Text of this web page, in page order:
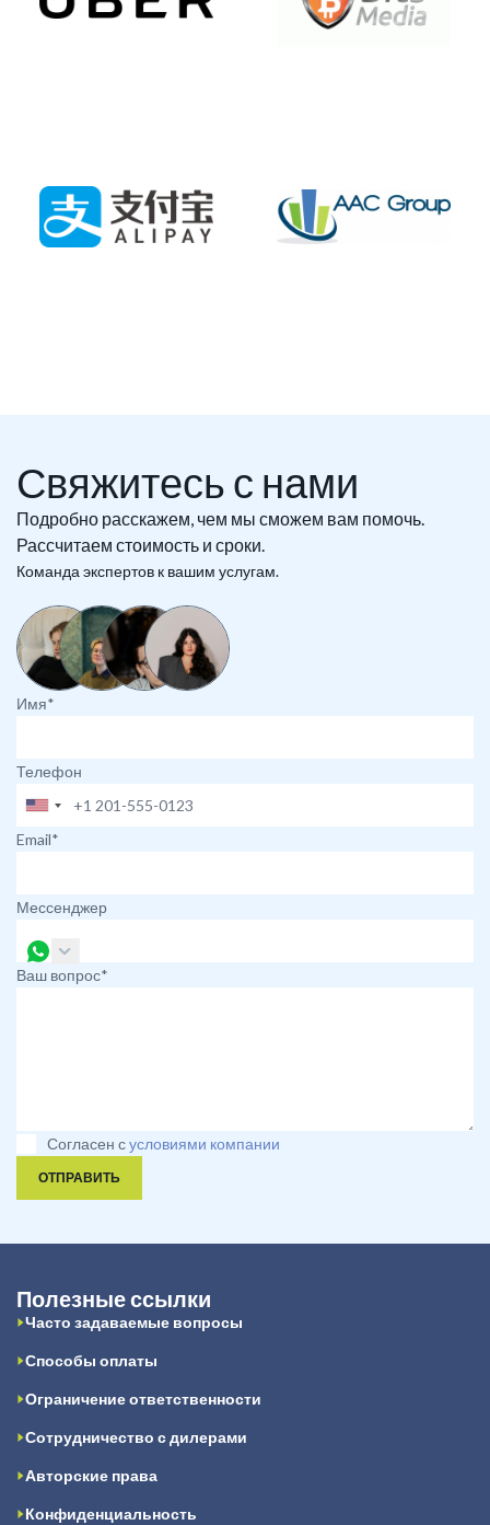
Свяжитесь с нами
Подробно расскажем, чем мы сможем вам помочь.
Рассчитаем стоимость и сроки.
Команда экспертов к вашим услугам.
Имя*
Телефон
Email*
Мессенджер
Ваш вопрос*
Согласен сусловиями компании
ОТПРАВИТЬ
Полезные ссылки
Часто задаваемые вопросы
Способы оплаты
Ограничение ответственности
Сотрудничество с дилерами
Авторские права
Конфиденциальность